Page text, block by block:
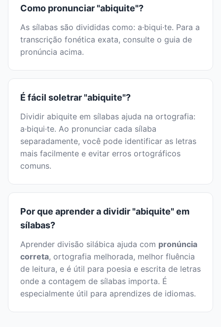
Como pronunciar "abiquite"?
As sílabas são divididas como: a·biqui·te. Para a
transcrição fonética exata, consulte o guia de
pronúncia acima.
É fácil soletrar "abiquite"?
Dividir abiquite em sílabas ajuda na ortografia:
a·biqui·te. Ao pronunciar cada sílaba
separadamente, você pode identificar as letras
mais facilmente e evitar erros ortográficos
comuns.
Por que aprender a dividir "abiquite" em
sílabas?
Aprender divisão silábica ajuda com pronúncia
correta, ortografia melhorada, melhor fluência
de leitura, e é útil para poesia e escrita de letras
onde a contagem de sílabas importa. É
especialmente útil para aprendizes de idiomas.